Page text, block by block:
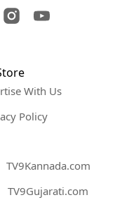
With Us
Policy
TV9Kannada.com
TV9Gujarati.com